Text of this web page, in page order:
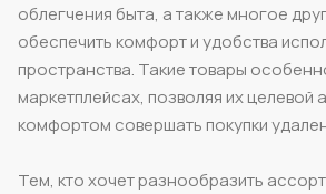
облегчения быта, а также многое
обеспечить комфорт и удобства
пространства. Такие товары
маркетплейсах, позволяя их целевой
комфортом совершать покупки
Тем, кто хочет разнообразить